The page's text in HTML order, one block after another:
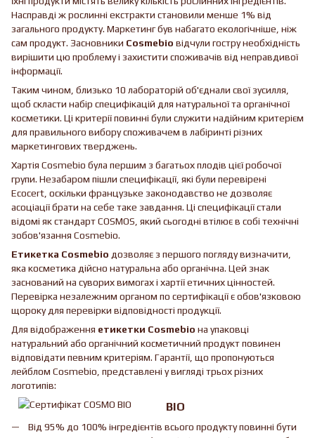
Насправді ж рослинні екстракти становили менше 1% від
загального продукту. Маркетинг був набагато екологічніше, ніж
сам продукт. Засновники Cosmebio відчули гостру необхідність
вирішити цю проблему і захистити споживачів від неправдивої
інформації.
Таким чином, близько 10 лабораторій об'єднали свої зусилля,
щоб скласти набір специфікацій для натуральної та органічної
косметики. Ці критерії повинні були служити надійним критерієм
для правильного вибору споживачем в лабіринті різних
маркетингових тверджень.
Хартія Cosmebio була першим з багатьох плодів цієї робочої
групи. Незабаром пішли специфікації, які були перевірені
Ecocert, оскільки французьке законодавство не дозволяє
асоціації брати на себе таке завдання. Ці специфікації стали
відомі як стандарт COSMOS, який сьогодні втілює в собі технічні
зобов'язання Cosmebio.
Етикетка Cosmebio дозволяє з першого погляду визначити,
яка косметика дійсно натуральна або органічна. Цей знак
заснований на суворих вимогах і хартії етичних цінностей.
Перевірка незалежним органом по сертифікації є обов'язковою
щороку для перевірки відповідності продукції.
Для відображення етикетки Cosmebio на упаковці
натуральний або органічний косметичний продукт повинен
відповідати певним критеріям. Гарантії, що пропонуються
лейблом Cosmebio, представлені у вигляді трьох різних
логотипів:
BIO
Від 95% до 100% інгредієнтів всього продукту повинні бути